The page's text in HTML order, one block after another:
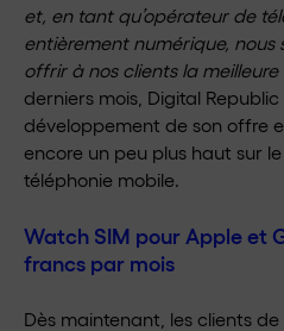
et, en tant qu’opérateur de
entièrement numérique, nous
offrir à nos clients la
derniers mois, Digital
développement de son offre
encore un peu plus haut sur
téléphonie mobile.
Watch SIM pour Apple et
francs par mois
Dès maintenant, les clients